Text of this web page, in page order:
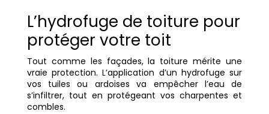
L’hydrofuge de toiture pour
protéger votre toit
Tout comme les façades, la toiture mérite une
vraie protection. L’application d’un hydrofuge sur
vos tuiles ou ardoises va empêcher l’eau de
s’infiltrer, tout en protégeant vos charpentes et
combles.